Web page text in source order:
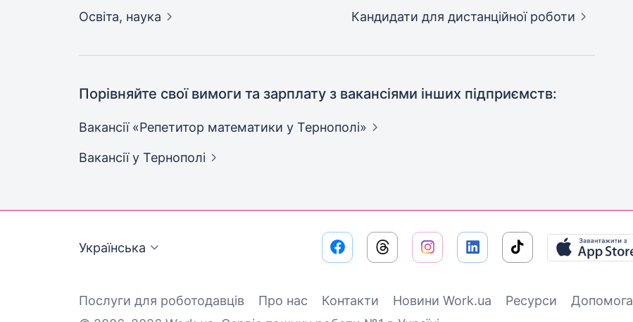
Освіта, наука Кандидати для дистанційної роботи
Порівняйте свої вимоги та зарплату з вакансіями інших підприємств:
Вакансії «Репетитор математики у Тернополі»
Вакансіїу Тернополі
Українська
Послуги для роботодавців Про нас Контакти Новини Work.ua Ресурси Допомога